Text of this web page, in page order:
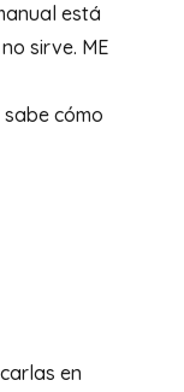
está
sirve. ME
cómo
en